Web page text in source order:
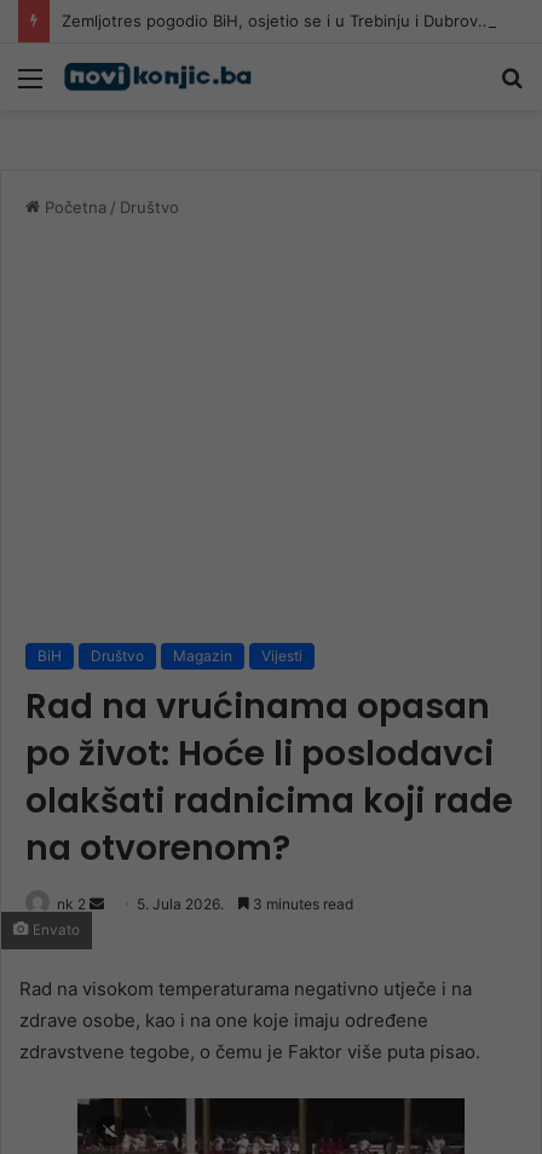
Zemljotres pogodio BiH, osjetio se i u Trebinju i Dubrovniku
Meni
Početna / Društvo
BiH Društvo Magazin Vijesti
Rad na vrućinama opasan
po život: Hoće li poslodavci
olakšati radnicima koji rade
na otvorenom?
nk 2
Send 5. Jula 2026. 3 minutes read
Envato
Rad na visokom temperaturama negativno utječe i na
zdrave osobe, kao i na one koje imaju određene
zdravstvene tegobe, o čemu je Faktor više puta pisao.